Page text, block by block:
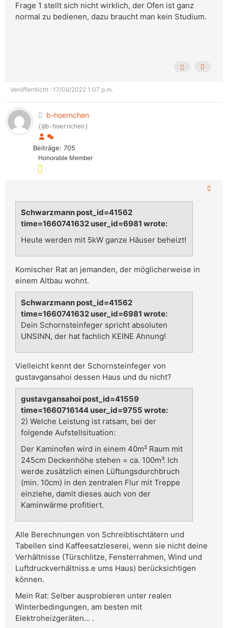
Frage 1 stellt sich nicht wirklich, der Ofen ist ganz
normal zu bedienen, dazu braucht man kein Studium.
Veröffentlicht : 17/08/2022 1:07 p.m.
b-hoernchen
(@b-hoernchen)
Beiträge: 705
Honorable Member
Schwarzmann post_id=41562
time=1660741632 user_id=6981 wrote:
Heute werden mit 5kW ganze Häuser beheizt!
Komischer Rat an jemanden, der möglicherweise in
einem Altbau wohnt.
Schwarzmann post_id=41562
time=1660741632 user_id=6981 wrote:
Dein Schornsteinfeger spricht absoluten
UNSINN, der hat fachlich KEINE Ahnung!
Vielleicht kennt der Schornsteinfeger von
gustavgansahoi dessen Haus und du nicht?
gustavgansahoi post_id=41559
time=1660716144 user_id=9755 wrote:
2) Welche Leistung ist ratsam, bei der
folgende Aufstellsituation:
Der Kaminofen wird in einem 40m² Raum mit
245cm Deckenhöhe stehen = ca. 100m³. Ich
werde zusätzlich einen Lüftungsdurchbruch
(min. 10cm) in den zentralen Flur mit Treppe
einziehe, damit dieses auch von der
Kaminwärme profitiert.
Alle Berechnungen von Schreibtischtätern und
Tabellen sind Kaffeesatzleserei, wenn sie nicht deine
Verhältnisse (Türschlitze, Fensterrahmen, Wind und
Luftdruckverhältniss.e ums Haus) berücksichtigen
können.
Mein Rat: Selber ausprobieren unter realen
Winterbedingungen, am besten mit
Elektroheizgeräten... .